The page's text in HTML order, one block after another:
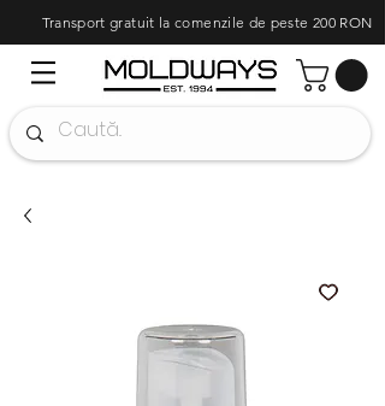
Transport gratuit la comenzile de peste 200 RON